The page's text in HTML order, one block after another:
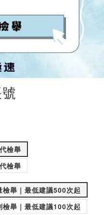
檢舉
檢舉
舉｜最低建議500次起
舉｜最低建議100次起